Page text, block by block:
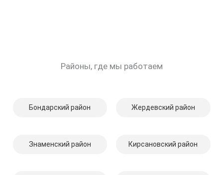
Районы, где мы работаем
Бондарский район Жердевский район
Знаменский район Кирсановский район